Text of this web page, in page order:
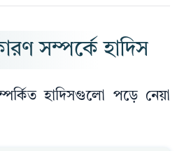
সম্পর্কে হাদিস
হাদিসগুলো পড়ে নেয়া